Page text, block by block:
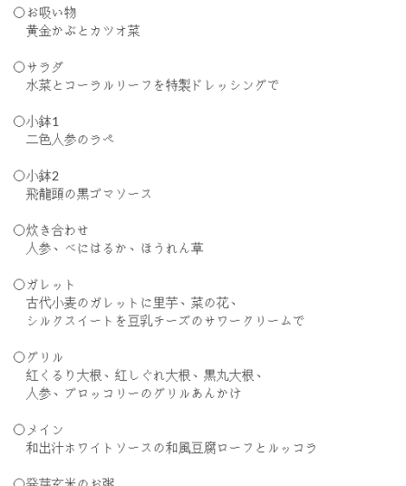
〇お吸い物
黄金かぶとカツオ菜
〇サラダ
水菜とコーラルリーフを特製ドレッシングで
〇小鉢1
二色人参のラペ
〇小鉢2
飛龍頭の黒ゴマソース
〇炊き合わせ
人参、べにはるか、ほうれん草
〇ガレット
古代小麦のガレットに里芋、菜の花、
シルクスイートを豆乳チーズのサワークリームで
〇グリル
紅くるり大根、紅しぐれ大根、黒丸大根、
人参、ブロッコリーのグリルあんかけ
〇メイン
和出汁ホワイトソースの和風豆腐ローフとルッコラ